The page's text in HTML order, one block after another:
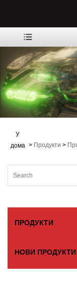
У
дома > Продукти >
ПРОДУКТИ
НОВИ ПРОДУКТИ